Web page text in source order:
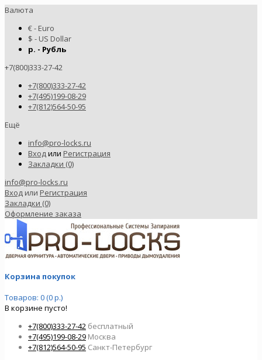
Валюта
€ - Euro
$ - US Dollar
р. - Рубль
+7(800)333-27-42
+7(800)333-27-42
+7(495)199-08-29
+7(812)564-50-95
Ещё
info@pro-locks.ru
Входили Регистрация
Закладки (0)
info@pro-locks.ru
Вход или Регистрация
Закладки (0)
Оформление заказа
Корзина покупок
Товаров: 0 (0 р.)
В корзине пусто!
+7(800)333-27-42 бесплатный
+7(495)199-08-29 Москва
+7(812)564-50-95 Санкт-Петербург